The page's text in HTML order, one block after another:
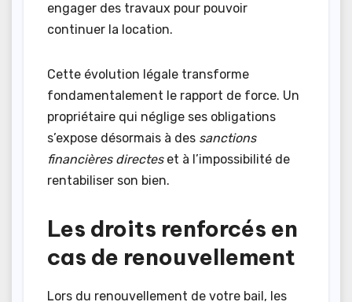
engager des travaux pour pouvoir
continuer la location.
Cette évolution légale transforme
fondamentalement le rapport de force. Un
propriétaire qui néglige ses obligations
s’expose désormais à des sanctions
financières directeset à l’impossibilité de
rentabiliser son bien.
Les droits renforcés en
cas de renouvellement
Lors du renouvellement de votre bail, les